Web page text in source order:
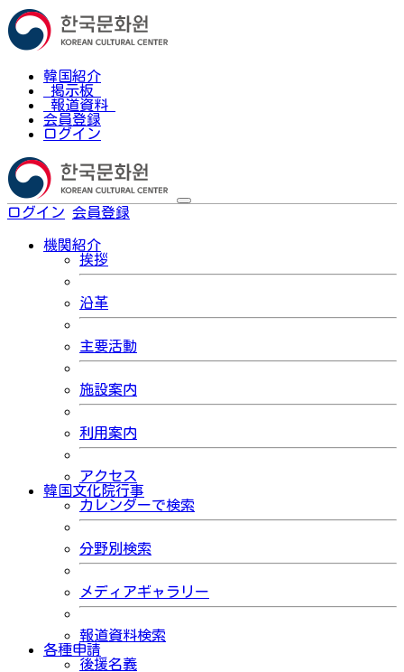
韓国紹介
掲示板
報道資料
会員登録
ログイン
ログイン 会員登録
機関紹介
挨拶
沿革
主要活動
施設案内
利用案内
アクセス
韓国文化院行事
カレンダーで検索
分野別検索
メディアギャラリー
報道資料検索
各種申請
後援名義